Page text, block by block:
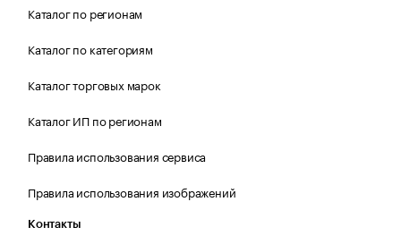
Каталог по регионам
Каталог по категориям
Каталог торговых марок
Каталог ИП по регионам
Правила использования сервиса
Правила использования изображений
Контакты